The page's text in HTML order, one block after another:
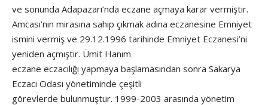
ve sonunda Adapazarı’nda eczane açmaya karar vermiştir.
Amcası’nın mirasına sahip çıkmak adına eczanesine Emniyet
ismini vermiş ve 29.12.1996 tarihinde Emniyet Eczanesi’ni
yeniden açmıştır. Ümit Hanım
eczane eczacılığı yapmaya başlamasından sonra Sakarya
Eczacı Odası yönetiminde çeşitli
görevlerde bulunmuştur. 1999-2003 arasında yönetim